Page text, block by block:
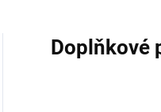
Doplňkové